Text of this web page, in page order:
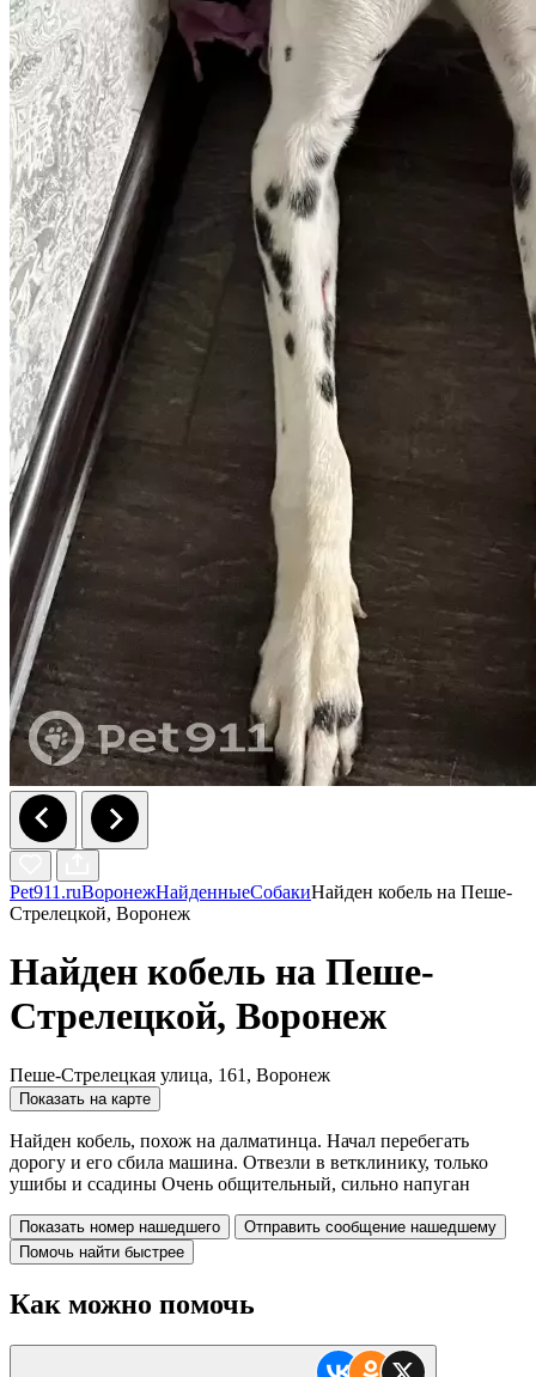
Pet911.ruВоронежНайденныеСобакиНайден кобель на Пеше-
Стрелецкой, Воронеж
Найден кобель на Пеше-
Стрелецкой, Воронеж
Пеше-Стрелецкая улица, 161, Воронеж
Показать на карте
Найден кобель, похож на далматинца. Начал перебегать
дорогу и его сбила машина. Отвезли в ветклинику, только
ушибы и ссадины Очень общительный, сильно напуган
Показать номер нашедшего
Отправить сообщение нашедшему
Помочь найти быстрее
Как можно помочь